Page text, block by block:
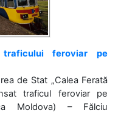
traficului feroviar pe
de Stat „Calea Ferată
traficul feroviar pe
Moldova) – Fălciu